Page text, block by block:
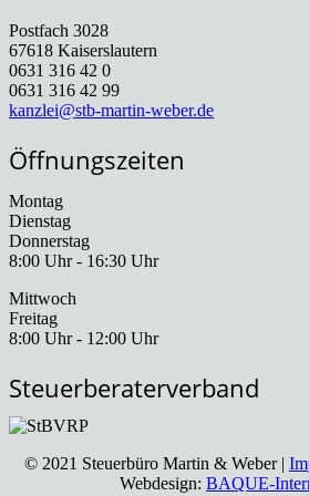
Postfach 3028
67618 Kaiserslautern
0631 316 42 0
0631 316 42 99
kanzlei@stb-martin-weber.de
Öffnungszeiten
Montag
Dienstag
Donnerstag
8:00 Uhr - 16:30 Uhr
Mittwoch
Freitag
8:00 Uhr - 12:00 Uhr
Steuerberaterverband
© 2021 Steuerbüro Martin & Weber |
Webdesign: BAQUE-